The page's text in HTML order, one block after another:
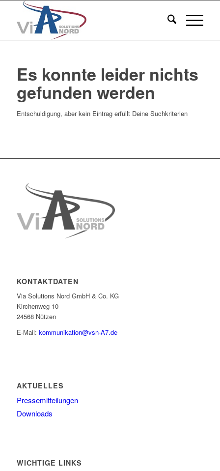
Es konnte leider nichts
gefunden werden
Entschuldigung, aber kein Eintrag erfüllt Deine Suchkriterien
KONTAKTDATEN
Via Solutions Nord GmbH & Co. KG
Kirchenweg 10
24568 Nützen
E-Mail: kommunikation@vsn-A7.de
AKTUELLES
Pressemitteilungen
Downloads
WICHTIGE LINKS